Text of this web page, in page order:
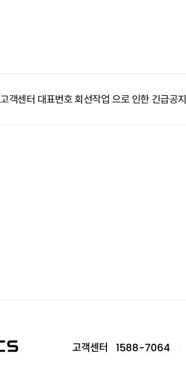
고객센터 대표번호 회선작업 으로 인한 긴급공지
고객센터 1588-7064